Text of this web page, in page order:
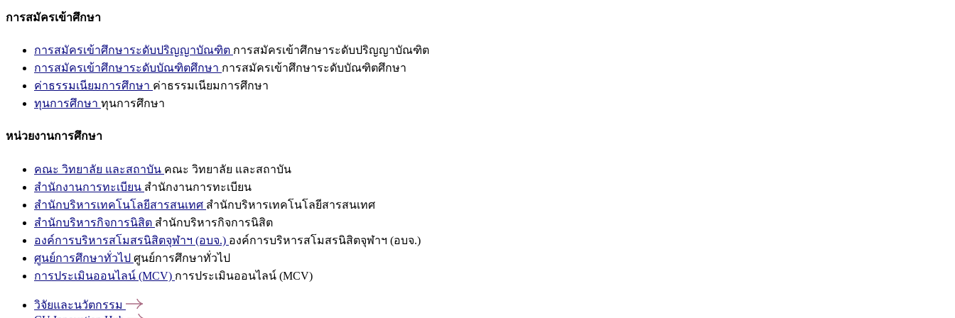
การสมัครเข้าศึกษา
การสมัครเข้าศึกษาระดับปริญญาบัณฑิต การสมัครเข้าศึกษาระดับปริญญาบัณฑิต
การสมัครเข้าศึกษาระดับบัณฑิตศึกษา การสมัครเข้าศึกษาระดับบัณฑิตศึกษา
ค่าธรรมเนียมการศึกษา ค่าธรรมเนียมการศึกษา
ทุนการศึกษา ทุนการศึกษา
หน่วยงานการศึกษา
คณะ วิทยาลัย และสถาบัน คณะ วิทยาลัย และสถาบัน
สำนักงานการทะเบียน สำนักงานการทะเบียน
สำนักบริหารเทคโนโลยีสารสนเทศ สำนักบริหารเทคโนโลยีสารสนเทศ
สำนักบริหารกิจการนิสิต สำนักบริหารกิจการนิสิต
องค์การบริหารสโมสรนิสิตจุฬาฯ (อบจ.) องค์การบริหารสโมสรนิสิตจุฬาฯ (อบจ.)
ศูนย์การศึกษาทั่วไป ศูนย์การศึกษาทั่วไป
การประเมินออนไลน์ (MCV) การประเมินออนไลน์ (MCV)
วิจัยและนวัตกรรม